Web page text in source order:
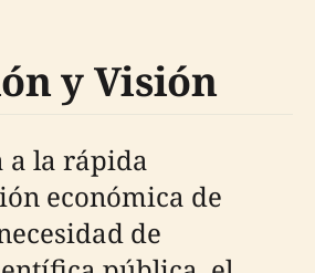
y Visión
a la rápida
económica de
de